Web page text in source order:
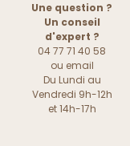
Une question ?
Un conseil
d'expert ?
04 77 71 40 58
ou email
Du Lundi au
Vendredi 9h-12h
et 14h-17h